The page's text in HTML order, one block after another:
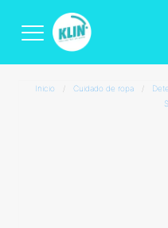
Inicio / Cuidado de ropa /